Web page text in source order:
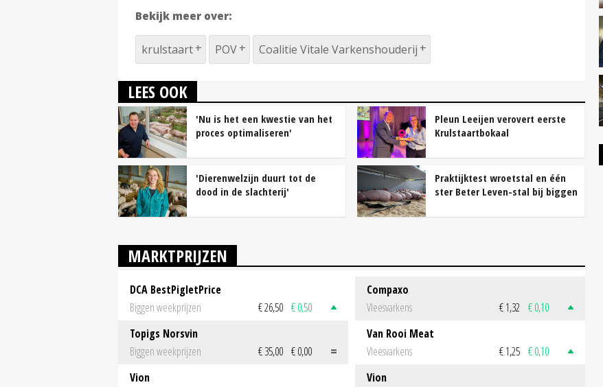
Bekijk meer over:
krulstaart POV Coalitie Vitale Varkenshouderij
LEES OOK
'Nu is het een kwestie van het
proces optimaliseren'
Pleun Leeijen verovert eerste
Krulstaartbokaal
'Dierenwelzijn duurt tot de
dood in de slachterij'
Praktijktest wroetstal en één
ster Beter Leven-stal bij biggen
MARKTPRIJZEN
DCA BestPigletPrice
Biggen weekprijzen
€ 26,50 € 0,50
Topigs Norsvin
Biggen weekprijzen
€ 35,00 € 0,00
Vion
Compaxo
Vleesvarkens
€ 1,32 € 0,10
Van Rooi Meat
Vleesvarkens
€ 1,25 € 0,10
Vion